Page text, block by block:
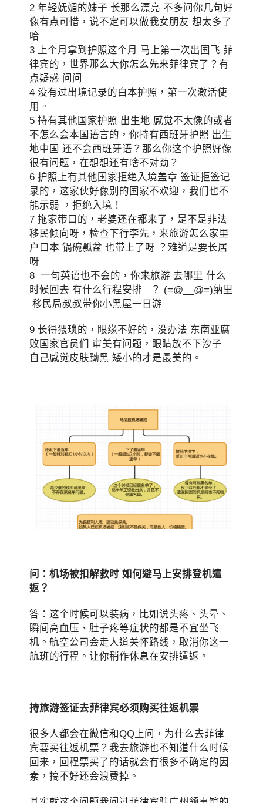
2 年轻妩媚的妹子 长那么漂亮 不多问你几句好
像有点可惜，说不定可以做我女朋友 想太多了
哈
3 上个月拿到护照这个月 马上第一次出国飞 菲
律宾的，世界那么大你怎么先来菲律宾了？有
点疑惑 问问
4 没有过出境记录的白本护照，第一次激活使
用。
5 持有其他国家护照 出生地 感觉不太像的或者
不怎么会本国语言的，你持有西班牙护照 出生
地中国 还不会西班牙语？那么你这个护照好像
很有问题，在想想还有啥不对劲？
6 护照上有其他国家拒绝入境盖章 签证拒签记
录的，这家伙好像别的国家不欢迎，我们也不
能示弱 ，拒绝入境！
7 拖家带口的，老婆还在都来了，是不是非法
移民倾向呀，检查下行李先，来旅游怎么家里
户口本 锅碗瓢盆 也带上了呀 ？难道是要长居
呀
8 一句英语也不会的，你来旅游 去哪里 什么
时候回去 有什么行程安排 ？ (=@__@=)纳里
移民局叔叔带你小黑屋一日游
9 长得猥琐的，眼缘不好的，没办法 东南亚腐
败国家官员们 审美有问题，眼睛放不下沙子
自己感觉皮肤黝黑 矮小的才是最美的。
问：机场被扣解救时 如何避马上安排登机遣
返？
答：这个时候可以装病，比如说头疼、头晕、
瞬间高血压、肚子疼等症状的都是不宜坐飞
机。航空公司会走人道关怀路线，取消你这一
航班的行程。让你稍作休息在安排遣返。
持旅游签证去菲律宾必须购买往返机票
很多人都会在微信和QQ上问，为什么去菲律
宾要买往返机票？我去旅游也不知道什么时候
回来，回程票买了的话就会有很多不确定的因
素，搞不好还会浪费掉。